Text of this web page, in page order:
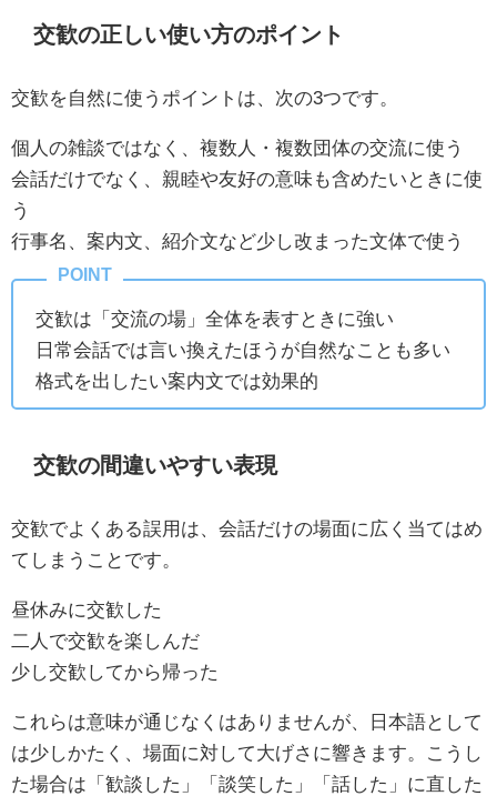
交歓の正しい使い方のポイント
交歓を自然に使うポイントは、次の3つです。
個人の雑談ではなく、複数人・複数団体の交流に使う
会話だけでなく、親睦や友好の意味も含めたいときに使
う
行事名、案内文、紹介文など少し改まった文体で使う
交歓は「交流の場」全体を表すときに強い
日常会話では言い換えたほうが自然なことも多い
格式を出したい案内文では効果的
交歓の間違いやすい表現
交歓でよくある誤用は、会話だけの場面に広く当てはめ
てしまうことです。
昼休みに交歓した
二人で交歓を楽しんだ
少し交歓してから帰った
これらは意味が通じなくはありませんが、日本語として
は少しかたく、場面に対して大げさに響きます。こうし
た場合は「歓談した」「談笑した」「話した」に直した